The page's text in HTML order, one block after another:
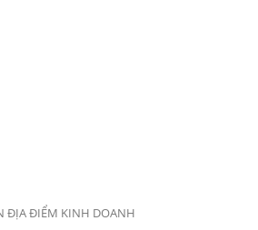
ĐỊA ĐIỂM KINH DOANH